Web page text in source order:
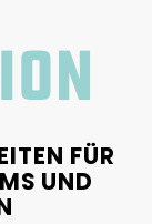
FÜR
UND